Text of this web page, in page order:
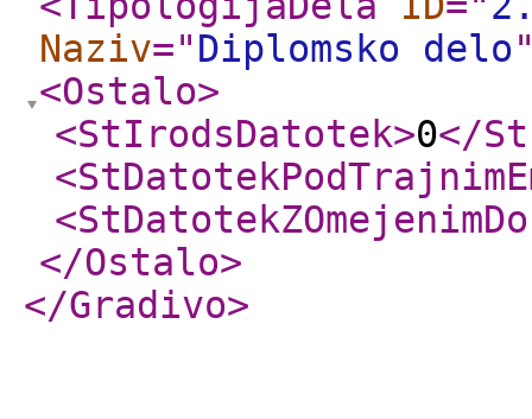
Naziv="Diplomsko delo
<Ostalo>
<StIrodsDatotek>0</
</Ostalo>
</Gradivo>